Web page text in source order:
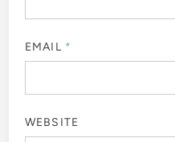
EMAIL *
WEBSITE